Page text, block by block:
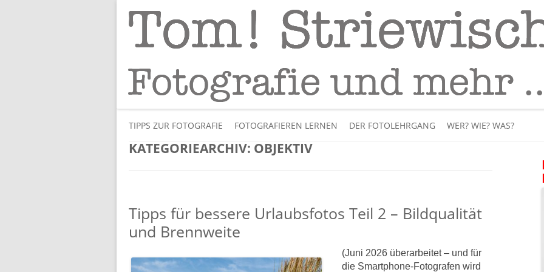
Tom! Striewisch – Fotografieren lernen
Tipps und Tricks und Meinungen zur Fotografie
to
TIPPS ZUR FOTOGRAFIE FOTOGRAFIEREN LERNEN DER FOTOLEHRGANG WER? WIE? WAS?
PANORAMAFOTOGRAFIE
IM INTERNET
KATEGORIEARCHIV: OBJEKTIV
Tipps für bessere Urlaubsfotos Teil 2 – Bildqualität
und Brennweite
(Juni 2026 überarbeitet – und für
die Smartphone-Fotografen wird